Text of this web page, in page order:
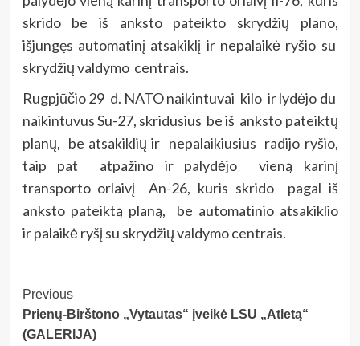
skrido be iš anksto pateikto skrydžių plano,
išjungęs automatinį atsakiklį ir nepalaikė ryšio su
skrydžių valdymo centrais.
Rugpjūčio 29 d. NATO naikintuvai kilo ir lydėjo du
naikintuvus Su-27, skridusius be iš anksto pateiktų
planų, be atsakiklių ir nepalaikiusius radijo ryšio,
taip pat atpažino ir palydėjo vieną karinį
transporto orlaivį An-26, kuris skrido pagal iš
anksto pateiktą planą, be automatinio atsakiklio
ir palaikė ryšį su skrydžių valdymo centrais.
Post
Navigation
Previous
Prienų-Birštono „Vytautas“ įveikė LSU „Atletą“
(GALERIJA)